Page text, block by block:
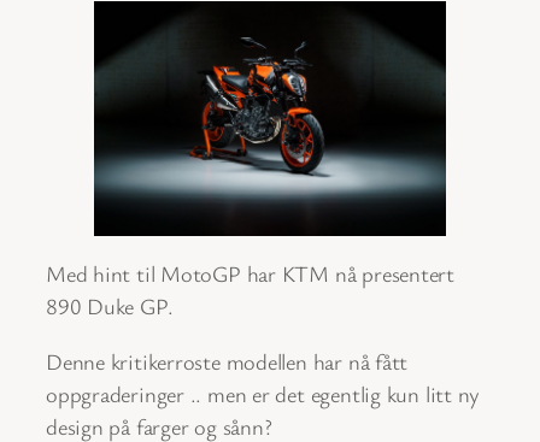
Med hint til MotoGP har KTM nå presentert
890 Duke GP.
Denne kritikerroste modellen har nå fått
oppgraderinger .. men er det egentlig kun litt ny
design på farger og sånn?